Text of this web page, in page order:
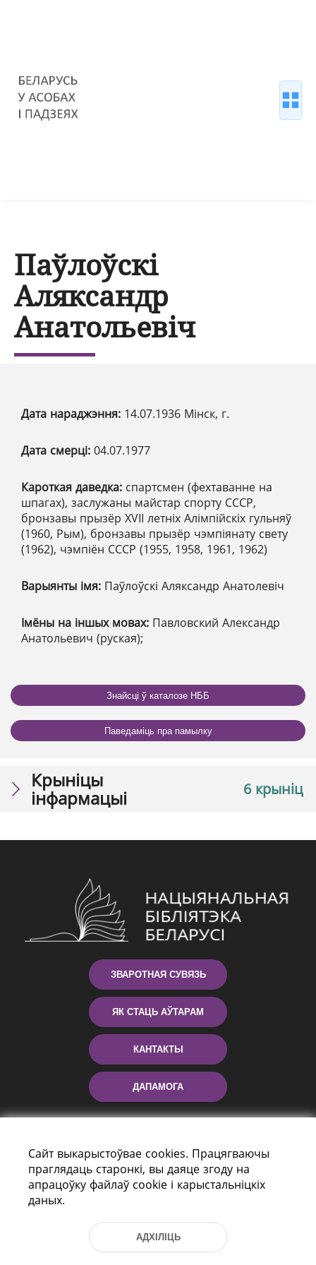
Паўлоўскі
Аляксандр
Анатольевіч
Дата нараджэння: 14.07.1936 Мінск, г.
Дата смерці: 04.07.1977
Кароткая даведка: спартсмен (фехтаванне на
шпагах), заслужаны майстар спорту СССР,
бронзавы прызёр ХVІІ летніх Алімпійскіх гульняў
(1960, Рым), бронзавы прызёр чэмпіянату свету
(1962), чэмпіён СССР (1955, 1958, 1961, 1962)
Варыянты імя: Паўлоўскі Аляксандр Анатолевіч
Імёны на іншых мовах: Павловский Александр
Анатольевич (руская);
Знайсці ў каталозе НББ
Паведаміць пра памылку
6 крыніц
Крыніцы
інфармацыі
ЗВАРОТНАЯ СУВЯЗЬ
ЯК СТАЦЬ АЎТАРАМ
КАНТАКТЫ
ДАПАМОГА
праспект Незалежнасці 116
г. Мiнск, Рэспубліка Беларусь, 220114
Тэл.: (+375 17) 368 37 37, Факс: (+375 17)
Сайт выкарыстоўвае cookies. Працягваючы
праглядаць старонкі, вы даяце згоду на
апрацоўку файлаў cookie і карыстальніцкіх
даных.
АДХІЛІЦЬ